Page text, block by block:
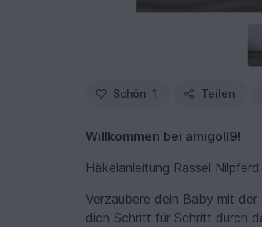
Schön 1 Teilen
Willkommen bei amigoll9!
Häkelanleitung Rassel
Verzaubere dein Baby mit
dich Schritt für Schritt durch